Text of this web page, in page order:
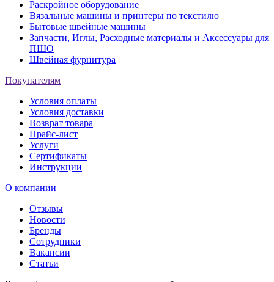
Раскройное оборудование
Вязальные машины и принтеры по текстилю
Бытовые швейные машины
Запчасти, Иглы, Расходные материалы и Аксессуары для
ПШО
Швейная фурнитура
Покупателям
Условия оплаты
Условия доставки
Возврат товара
Прайс-лист
Услуги
Сертификаты
Инструкции
О компании
Отзывы
Новости
Бренды
Сотрудники
Вакансии
Статьи